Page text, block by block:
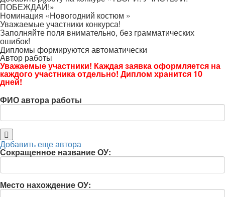
ПОБЕЖДАЙ!»
Номинация «Новогодний костюм »
Уважаемые участники конкурса!
Заполняйте поля внимательно, без грамматических
ошибок!
Дипломы формируются автоматически
Автор работы
Уважаемые участники! Каждая заявка оформляется на
каждого участника отдельно! Диплом хранится 10
дней!
ФИО автора работы
Добавить еще автора
Сокращенное название ОУ:
Место нахождение ОУ: